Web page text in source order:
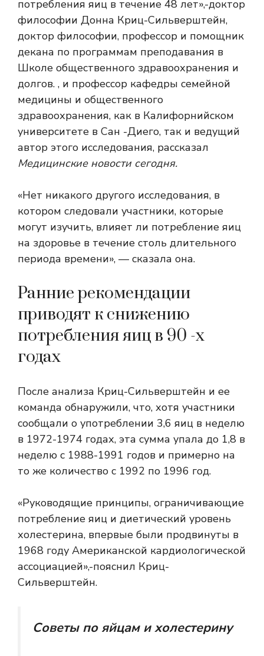
потребления яиц в течение 48 лет»,-доктор
философии Донна Криц-Сильверштейн,
доктор философии, профессор и помощник
декана по программам преподавания в
Школе общественного здравоохранения и
долгов. , и профессор кафедры семейной
медицины и общественного
здравоохранения, как в Калифорнийском
университете в Сан -Диего, так и ведущий
автор этого исследования, рассказал
Медицинские новости сегодня.
«Нет никакого другого исследования, в
котором следовали участники, которые
могут изучить, влияет ли потребление яиц
на здоровье в течение столь длительного
периода времени», — сказала она.
Ранние рекомендации
приводят к снижению
потребления яиц в 90 -х
годах
После анализа Криц-Сильверштейн и ее
команда обнаружили, что, хотя участники
сообщали о употреблении 3,6 яиц в неделю
в 1972-1974 годах, эта сумма упала до 1,8 в
неделю с 1988-1991 годов и примерно на
то же количество с 1992 по 1996 год.
«Руководящие принципы, ограничивающие
потребление яиц и диетический уровень
холестерина, впервые были продвинуты в
1968 году Американской кардиологической
ассоциацией»,-пояснил Криц-
Сильверштейн.
Советы по яйцам и холестерину